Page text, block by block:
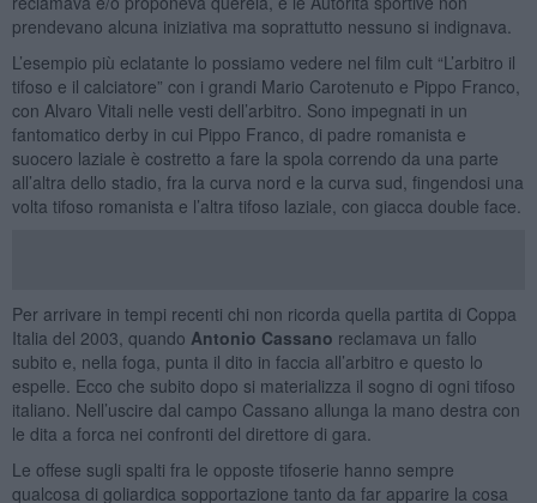
prendevano alcuna iniziativa ma soprattutto nessuno si indignava.
L’esempio più eclatante lo possiamo vedere nel film cult “L’arbitro il
tifoso e il calciatore” con i grandi Mario Carotenuto e Pippo Franco,
con Alvaro Vitali nelle vesti dell’arbitro. Sono impegnati in un
fantomatico derby in cui Pippo Franco, di padre romanista e
suocero laziale è costretto a fare la spola correndo da una parte
all’altra dello stadio, fra la curva nord e la curva sud, fingendosi una
volta tifoso romanista e l’altra tifoso laziale, con giacca double face.
Per arrivare in tempi recenti chi non ricorda quella partita di Coppa
Italia del 2003, quando Antonio Cassano reclamava un fallo
subito e, nella foga, punta il dito in faccia all’arbitro e questo lo
espelle. Ecco che subito dopo si materializza il sogno di ogni tifoso
italiano. Nell’uscire dal campo Cassano allunga la mano destra con
le dita a forca nei confronti del direttore di gara.
Le offese sugli spalti fra le opposte tifoserie hanno sempre
qualcosa di goliardica sopportazione tanto da far apparire la cosa